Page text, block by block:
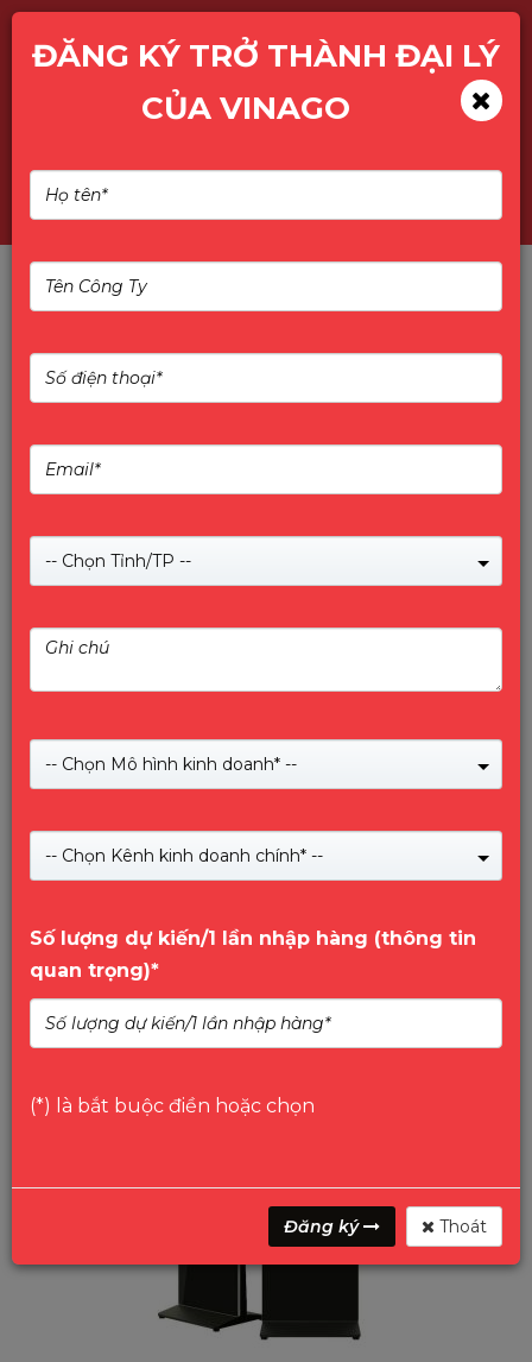
MÀN HÌNH QUẢNG CÁO CHÂN
ĐỨNG LUX VISION
Lux Vision
Giá:60,000,000₫
Màn hình quảng cáo chân đứng 65 inch chính hãng Lux
Vision từ Vinago là lựa chọn tối ưu cho các doanh nghiệp
ĐĂNG KÝ TRỞ THÀNH ĐẠI LÝ
CỦA VINAGO
-- Chọn Tỉnh/TP --
-- Chọn Mô hình kinh doanh* --
-- Chọn Kênh kinh doanh chính* --
Số lượng dự kiến/1 lần nhập hàng (thông tin
quan trọng)*
(*) là bắt buộc điền hoặc chọn
Đăng ký Thoát